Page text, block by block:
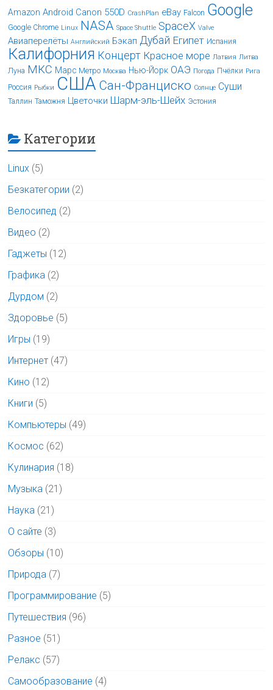
Amazon Android Canon 550D CrashPlan eBay Falcon Google
Google Chrome Linux NASA Space Shuttle SpaceX Valve
Авиаперелёты Английский Бэкап Дубай Египет Испания
Калифорния Концерт Красное море Латвия Литва
Луна МКС Марс Метро Москва Нью-Йорк ОАЭ Погода Пчёлки Рига
Россия Рыбки США Сан-Франциско Солнце Суши
Таллин Таможня Цветочки Шарм-эль-Шейх Эстония
Категории
Linux (5)
Безкатегории (2)
Велосипед (2)
Видео (2)
Гаджеты (12)
Графика (2)
Дурдом (2)
Здоровье (5)
Игры (19)
Интернет (47)
Кино (12)
Книги (5)
Компьютеры (49)
Космос (62)
Кулинария (18)
Музыка (21)
Наука (21)
О сайте (3)
Обзоры (10)
Природа (7)
Программирование (5)
Путешествия (96)
Разное (51)
Релакс (57)
Самообразование (4)